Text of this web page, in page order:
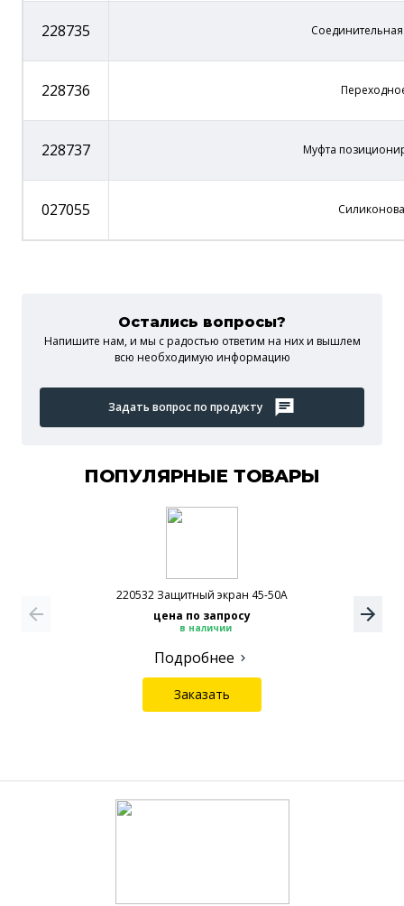
228735
228736
228737 Муфта
027055
Остались вопросы?
Напишите нам, и мы c радостью ответим на них и вышлем
всю необходимую информацию
Задать вопрос по продукту
ПОПУЛЯРНЫЕ ТОВАРЫ
220532 Защитный экран 45-50А
цена по запросу
в наличии
Подробнее
Заказать